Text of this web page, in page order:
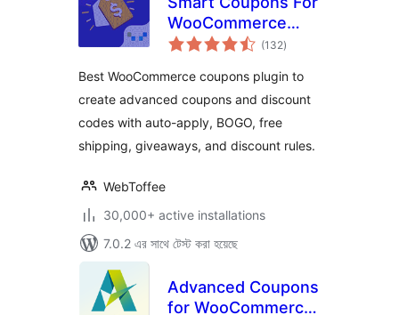
WooCommerce
Coupons
(132total
ratings
)
Best WooCommerce coupons plugin to
create advanced coupons and discount
codes with auto-apply, BOGO, free
shipping, giveaways, and discount rules.
WebToffee
30,000+ active installations
7.0.2 এর সাথে টেস্ট করা হয়েছে
Advanced Coupons
for WooCommerce